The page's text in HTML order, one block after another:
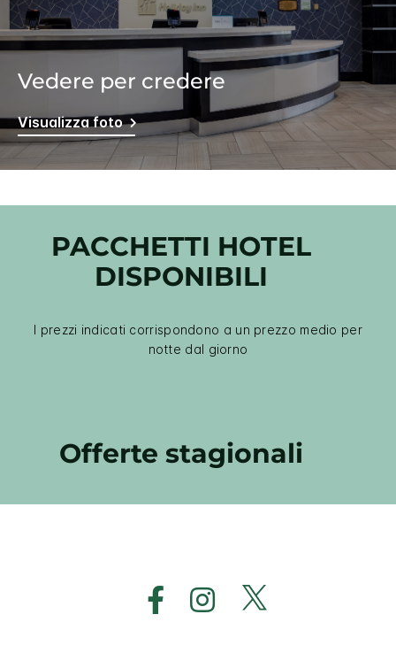
Vedere per credere
Visualizza foto
PACCHETTI HOTEL
DISPONIBILI
I prezzi indicati corrispondono a un prezzo medio per
notte dal giorno
Offerte stagionali